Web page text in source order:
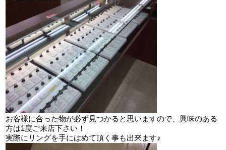
お客様に合った物が必ず見つかると思いますので、興味のある
方は1度ご来店下さい！
実際にリングを手にはめて頂く事も出来ます♪